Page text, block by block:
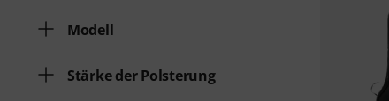
Modell
Stärke der Polsterung